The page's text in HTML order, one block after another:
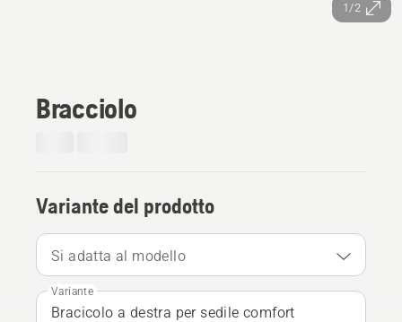
1/2
Bracciolo
Variante del prodotto
Si adatta al modello
Variante
Bracicolo a destra per sedile comfort